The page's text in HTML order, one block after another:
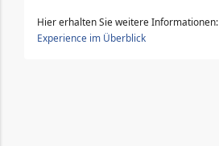
Hier erhalten Sie weitere Informationen:
Experience im Überblick